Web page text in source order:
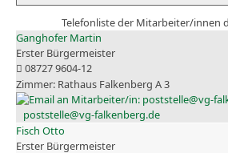
Telefonliste der Mitarbeiter/innen
Ganghofer Martin
Erster Bürgermeister
08727 9604-12
Rathaus Falkenberg A 3
poststelle@vg-falkenberg.de
Fisch Otto
Erster Bürgermeister